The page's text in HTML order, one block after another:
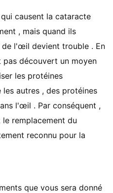
causent la cataracte
, mais quand ils
l'œil devient trouble . En
découvert un moyen
les protéines
autres , des protéines
l'œil . Par conséquent ,
remplacement du
reconnu pour la
que vous sera donné